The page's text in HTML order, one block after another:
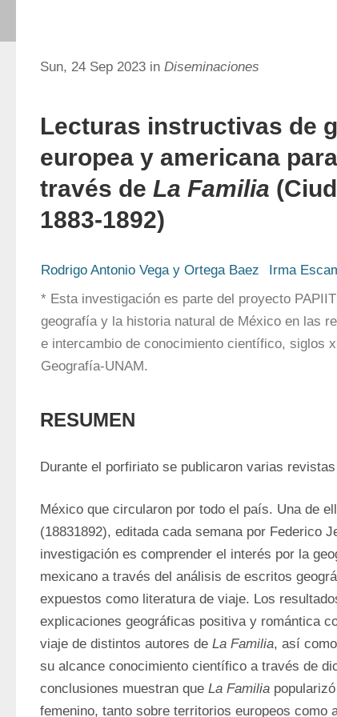
Sun, 24 Sep 2023 in Diseminaciones
Lecturas instructivas de
europea y americana
través de La Familia
1883-1892)
Rodrigo Antonio Vega y Ortega Baez
Irma
* Esta investigación es parte del proyecto
geografía y la historia natural de México en las
e intercambio de conocimiento científico, siglos
Geografía-UNAM.
RESUMEN
Durante el porfiriato se publicaron varias
México que circularon por todo el país. Una de
(18831892), editada cada semana por Federico
investigación es comprender el interés por la
mexicano a través del análisis de escritos
expuestos como literatura de viaje. Los
explicaciones geográficas positiva y romántica
viaje de distintos autores de La Familia, así
su alcance conocimiento científico a través de
conclusiones muestran que La Familia
femenino, tanto sobre territorios europeos como